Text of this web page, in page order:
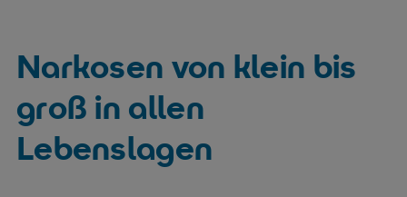
Narkosen von klein bis
groß in allen
Lebenslagen